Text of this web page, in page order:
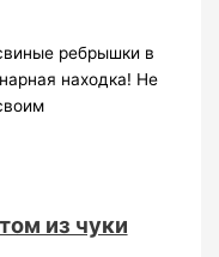
ребрышки в
находка! Не
из чуки